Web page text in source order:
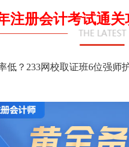
注册会计考试通
低？233网校取证班6位强师